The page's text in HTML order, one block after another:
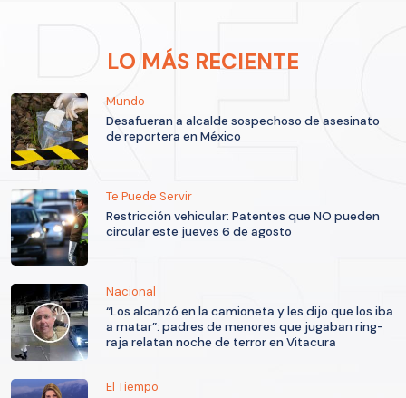
LO MÁS RECIENTE
Mundo
Desafueran a alcalde sospechoso de asesinato
de reportera en México
Te Puede Servir
Restricción vehicular: Patentes que NO pueden
circular este jueves 6 de agosto
Nacional
“Los alcanzó en la camioneta y les dijo que los iba
a matar”: padres de menores que jugaban ring-
raja relatan noche de terror en Vitacura
El Tiempo